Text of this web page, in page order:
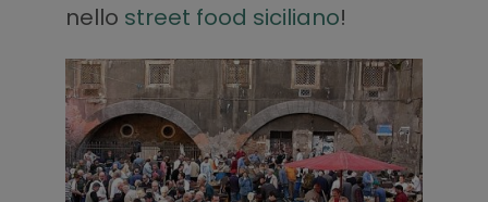
nello street food siciliano!